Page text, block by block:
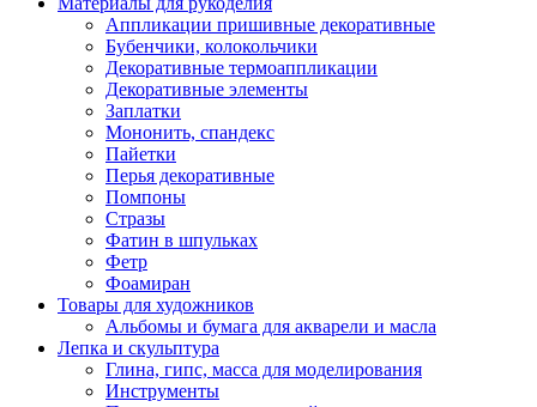
Аппликации пришивные декоративные
Бубенчики, колокольчики
Декоративные термоаппликации
Декоративные элементы
Заплатки
Мононить, спандекс
Пайетки
Перья декоративные
Помпоны
Стразы
Фатин в шпульках
Фетр
Фоамиран
Товары для художников
Альбомы и бумага для акварели и масла
Лепка и скульптура
Глина, гипс, масса для моделирования
Инструменты